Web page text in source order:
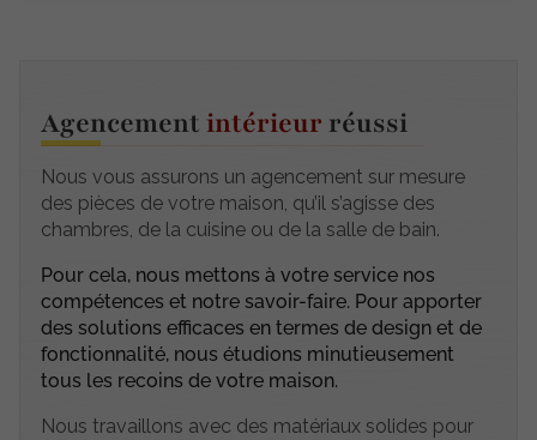
Agencement intérieur réussi
Nous vous assurons un agencement sur mesure
des pièces de votre maison, qu’il s’agisse des
chambres, de la cuisine ou de la salle de bain.
Pour cela, nous mettons à votre service nos
compétences et notre savoir-faire. Pour apporter
des solutions efficaces en termes de design et de
fonctionnalité, nous étudions minutieusement
tous les recoins de votre maison.
Nous travaillons avec des matériaux solides pour